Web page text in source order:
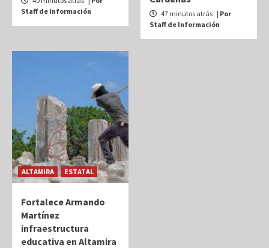
Staff de Información
47 minutos atrás | Por
Staff de Información
ALTAMIRA ESTATAL
Fortalece Armando
Martínez
infraestructura
educativa en Altamira